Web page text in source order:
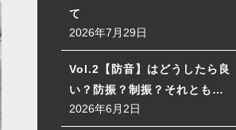
て
2026年7月29日
Vol.2【防音】はどうしたら良
い？防振？制振？それとも…
2026年6月2日